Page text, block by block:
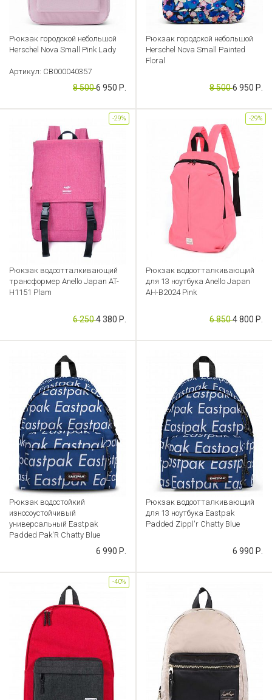
Рюкзак городской небольшой
Herschel Nova Small Pink Lady
Артикул: CB000040357
8 5006 950 Р.
Рюкзак городской небольшой
Herschel Nova Small Painted
Floral
Артикул: CB000040354
8 5006 950 Р.
Рюкзак водоотталкивающий
трансформер Anello Japan AT-
H1151 Plam
Артикул: CB000040171
6 2504 380 Р.
-29%
Рюкзак водоотталкивающий
для 13 ноутбука Anello Japan
AH-B2024 Pink
Артикул: CB000040217
6 8504 800 Р.
-29%
Рюкзак водостойкий
износоустойчивый
универсальный Eastpak
Padded Pak'R Chatty Blue
6 990 Р.
Рюкзак водоотталкивающий
для 13 ноутбука Eastpak
Padded Zippl'r Chatty Blue
6 990 Р.
-40%